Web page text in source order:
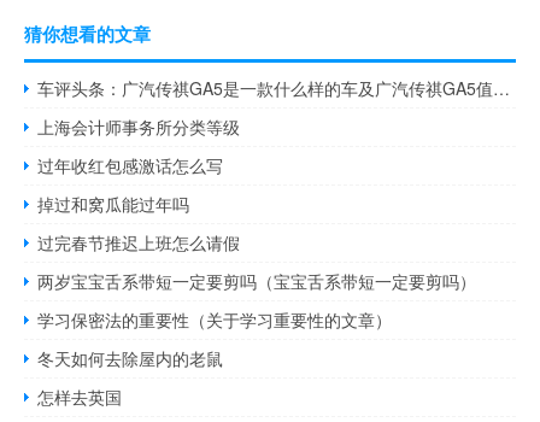
猜你想看的文章
车评头条：广汽传祺GA5是一款什么样的车及广汽传祺GA5值得入手吗
上海会计师事务所分类等级
过年收红包感激话怎么写
掉过和窝瓜能过年吗
过完春节推迟上班怎么请假
两岁宝宝舌系带短一定要剪吗（宝宝舌系带短一定要剪吗）
学习保密法的重要性（关于学习重要性的文章）
冬天如何去除屋内的老鼠
怎样去英国